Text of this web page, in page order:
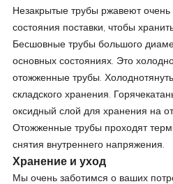
Незакрытые трубы ржавеют
состояния поставки, чтобы
Бесшовные трубы большого
основных состояниях. Это
отожженные трубы.
складского хранения.
оксидный слой для хранения на
Отожженные трубы проходят
снятия внутреннего напряжения.
Хранение и уход
Мы очень заботимся о ваших